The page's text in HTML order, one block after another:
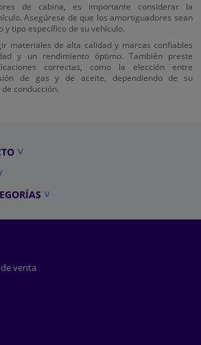
de cabina, es importante considerar la
Asegúrese de que los amortiguadores sean
y tipo específico de su vehículo.
materiales de alta calidad y marcas confiables
y un rendimiento óptimo. También preste
correctas, como la elección entre
de gas y de aceite, dependiendo de su
conducción.
venta